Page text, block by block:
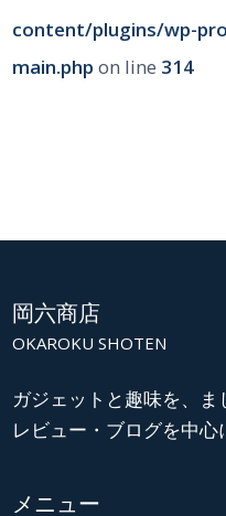
content/plugins/wp-
main.php on line 314
岡六商店
OKAROKU SHOTEN
ガジェットと趣味を、ま
レビュー・ブログを中心
メニュー